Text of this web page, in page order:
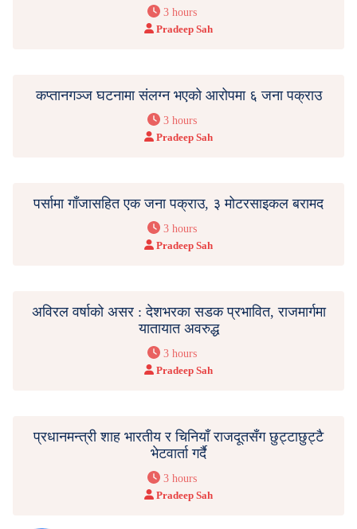
3 hours
Pradeep Sah
कप्तानगञ्ज घटनामा संलग्न भएको आरोपमा ६ जना पक्राउ
3 hours
Pradeep Sah
पर्सामा गाँजासहित एक जना पक्राउ, ३ मोटरसाइकल बरामद
3 hours
Pradeep Sah
अविरल वर्षाको असर : देशभरका सडक प्रभावित, राजमार्गमा
यातायात अवरुद्ध
3 hours
Pradeep Sah
प्रधानमन्त्री शाह भारतीय र चिनियाँ राजदूतसँग छुट्टाछुट्टै
भेटवार्ता गर्दै
3 hours
Pradeep Sah